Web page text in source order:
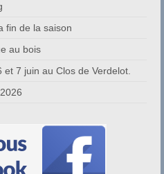
fin de la saison
au bois
7 juin au Clos de Verdelot.